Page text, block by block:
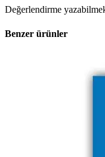
Değerlendirme
Benzer ürünler